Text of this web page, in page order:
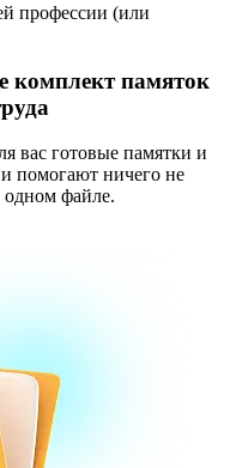
профессии (или
комплект памяток
вас готовые памятки и
помогают ничего не
файле.